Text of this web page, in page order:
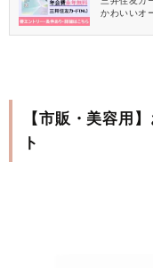
かわいいオ
【市販・美容用
ト